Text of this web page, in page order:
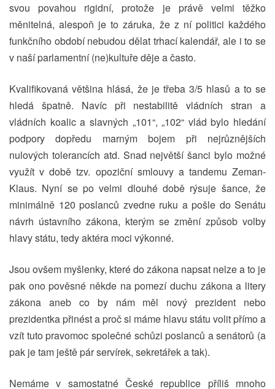
svou povahou rigidní, protože je právě velmi těžko
měnitelná, alespoň je to záruka, že z ní politici každého
funkčního období nebudou dělat trhací kalendář, ale i to se
v naší parlamentní (ne)kultuře děje a často.
Kvalifikovaná většina hlásá, že je třeba 3/5 hlasů a to se
hledá špatně. Navíc při nestabilitě vládních stran a
vládních koalic a slavných „101“, „102“ vlád bylo hledání
podpory dopředu marným bojem při nejrůznějších
nulových tolerancích atd. Snad největší šanci bylo možné
využít v době tzv. opoziční smlouvy a tandemu Zeman-
Klaus. Nyní se po velmi dlouhé době rýsuje šance, že
minimálně 120 poslanců zvedne ruku a pošle do Senátu
návrh ústavního zákona, kterým se změní způsob volby
hlavy státu, tedy aktéra moci výkonné.
Jsou ovšem myšlenky, které do zákona napsat nelze a to je
pak ono pověsné někde na pomezí duchu zákona a litery
zákona aneb co by nám měl nový prezident nebo
prezidentka přinést a proč si máme hlavu státu volit přímo a
vzít tuto pravomoc společné schůzi poslanců a senátorů (a
pak je tam ještě pár servírek, sekretářek a tak).
Nemáme v samostatné České republice příliš mnoho